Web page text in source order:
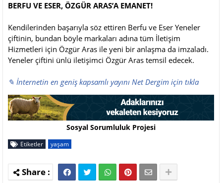
BERFU VE ESER, ÖZGÜR ARAS’A EMANET!
Kendilerinden başarıyla söz ettiren Berfu ve Eser Yeneler
çiftinin, bundan böyle markaları adına tüm İletişim
Hizmetleri için Özgür Aras ile yeni bir anlaşma da imzaladı.
Yeneler çiftini ünlü iletişimci Özgür Aras temsil edecek.
✎ İnternetin en geniş kapsamlı yayını Net Dergim için tıkla
Sosyal Sorumluluk Projesi
Etiketler yaşam